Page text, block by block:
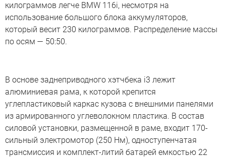
килограммов легче BMW 116i, несмотря на
использование большого блока аккумуляторов,
который весит 230 килограммов. Распределение массы
по осям — 50:50.
В основе заднеприводного хэтчбека i3 лежит
алюминиевая рама, к которой крепится
углепластиковый каркас кузова с внешними панелями
из армированного углеволокном пластика. В состав
силовой установки, размещенной в раме, входит 170-
сильный электромотор (250 Нм), одноступенчатая
трансмиссия и комплект-литий батарей емкостью 22